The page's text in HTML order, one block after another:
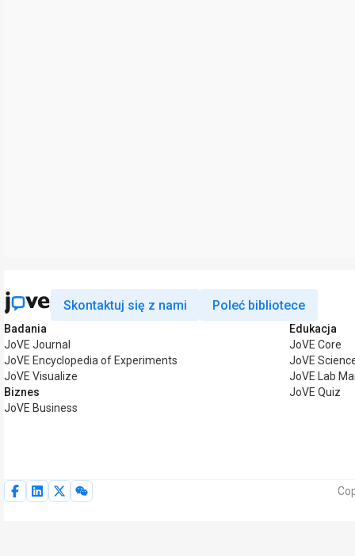
Skontaktuj się z nami Poleć bibliotece
Badania
JoVE Journal
JoVE Encyclopedia of Experiments
JoVE Visualize
Biznes
JoVE Business
Edukacja
JoVE Core
JoVE
JoVE Lab
JoVE Quiz